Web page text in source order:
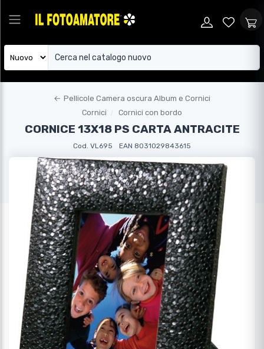
← Pellicole Camera oscura Album e Cornici
Cornici
Cornici con bordo
CORNICE 13X18 PS CARTA ANTRACITE
Cod. VL695 EAN 8031029843615